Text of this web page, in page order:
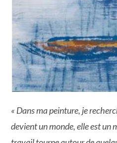
« Dans ma peinture, je
devient un monde, elle est un